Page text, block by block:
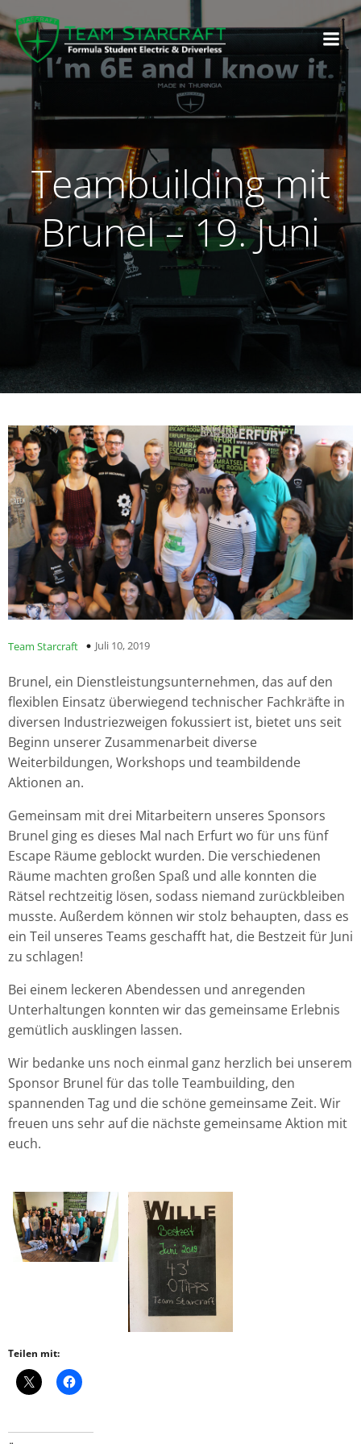
Teambuilding mit
Brunel – 19. Juni
Team Starcraft Juli 10, 2019
Brunel, ein Dienstleistungsunternehmen, das auf den
flexiblen Einsatz überwiegend technischer Fachkräfte in
diversen Industriezweigen fokussiert ist, bietet uns seit
Beginn unserer Zusammenarbeit diverse
Weiterbildungen, Workshops und teambildende
Aktionen an.
Gemeinsam mit drei Mitarbeitern unseres Sponsors
Brunel ging es dieses Mal nach Erfurt wo für uns fünf
Escape Räume geblockt wurden. Die verschiedenen
Räume machten großen Spaß und alle konnten die
Rätsel rechtzeitig lösen, sodass niemand zurückbleiben
musste. Außerdem können wir stolz behaupten, dass es
ein Teil unseres Teams geschafft hat, die Bestzeit für Juni
zu schlagen!
Bei einem leckeren Abendessen und anregenden
Unterhaltungen konnten wir das gemeinsame Erlebnis
gemütlich ausklingen lassen.
Wir bedanke uns noch einmal ganz herzlich bei unserem
Sponsor Brunel für das tolle Teambuilding, den
spannenden Tag und die schöne gemeinsame Zeit. Wir
freuen uns sehr auf die nächste gemeinsame Aktion mit
euch.
Teilen mit: